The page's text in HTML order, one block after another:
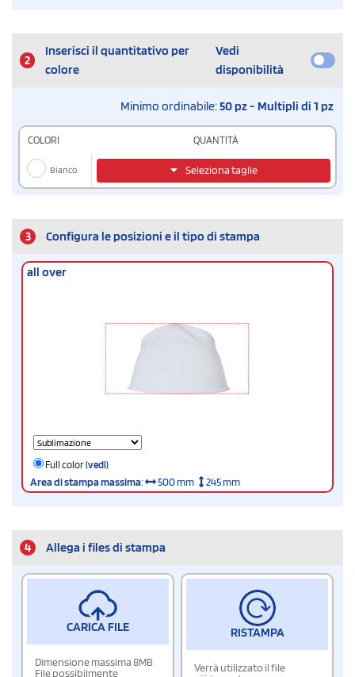
2
Inserisci il quantitativo per
colore
Vedi
disponibilità
Minimo ordinabile:50 pz - Multipli di 1 pz
COLORI QUANTITÀ
Bianco Seleziona taglie
3 Configura le posizioni e il tipo di stampa
all over
Full color(vedi)
Area di stampa massima: 500 mm 245 mm
4 Allega i files di stampa
CARICA FILE
Dimensione massima 8MB
File possibilmente
RISTAMPA
Verrà utilizzato il file